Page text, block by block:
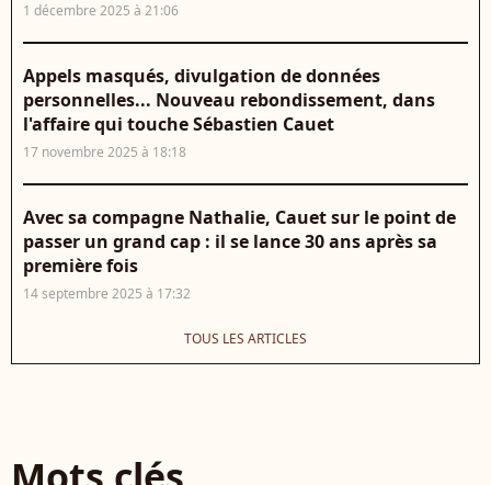
1 décembre 2025 à 21:06
Appels masqués, divulgation de données
personnelles... Nouveau rebondissement, dans
l'affaire qui touche Sébastien Cauet
17 novembre 2025 à 18:18
Avec sa compagne Nathalie, Cauet sur le point de
passer un grand cap : il se lance 30 ans après sa
première fois
14 septembre 2025 à 17:32
TOUS LES ARTICLES